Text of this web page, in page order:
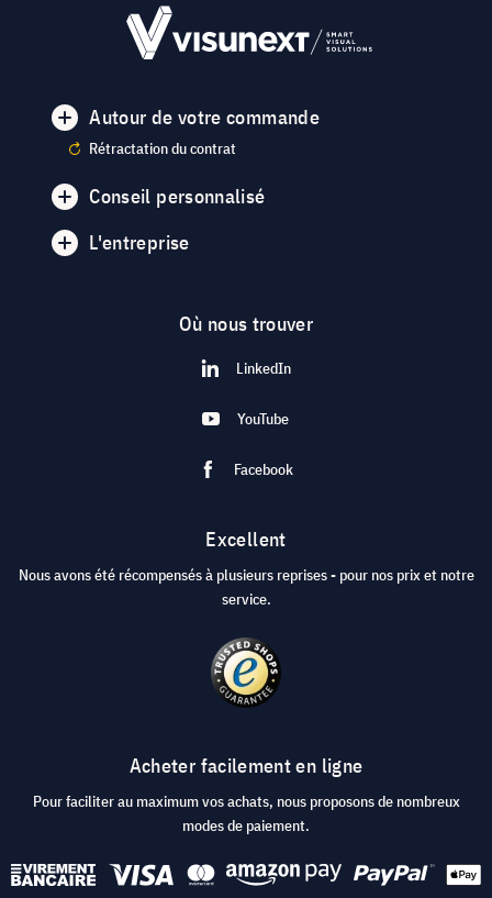
Autour de votre commande
Rétractation du contrat
Conseil personnalisé
L'entreprise
Où nous trouver
LinkedIn
YouTube
Facebook
Excellent
Nous avons été récompensés à plusieurs reprises - pour nos prix et notre
service.
Acheter facilement en ligne
Pour faciliter au maximum vos achats, nous proposons de nombreux
modes de paiement.